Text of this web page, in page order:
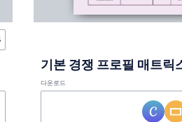
기본 경쟁 프로필 매트릭
다운로드